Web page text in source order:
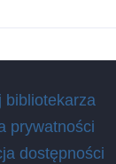
bibliotekarza
prywatności
dostępności